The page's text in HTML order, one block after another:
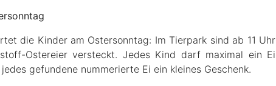
die Kinder am Ostersonntag: Im Tierpark sind ab 11 Uhr
Ostereier versteckt. Jedes Kind darf maximal ein Ei
gefundene nummerierte Ei ein kleines Geschenk.